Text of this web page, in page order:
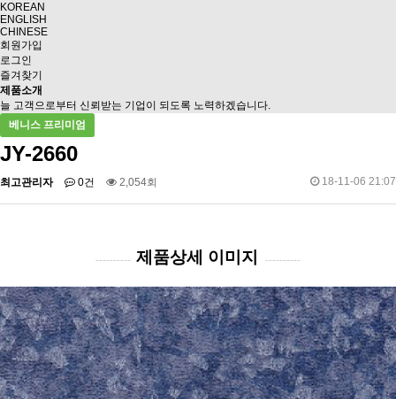
KOREAN
ENGLISH
CHINESE
회원가입
로그인
즐겨찾기
제품소개
늘 고객으로부터 신뢰받는 기업이 되도록 노력하겠습니다.
베니스 프리미엄
JY-2660
최고관리자 0건 2,054회 18-11-06 21:07
---------- 제품상세 이미지 ----------